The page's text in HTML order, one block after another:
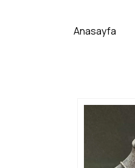
Anasayfa